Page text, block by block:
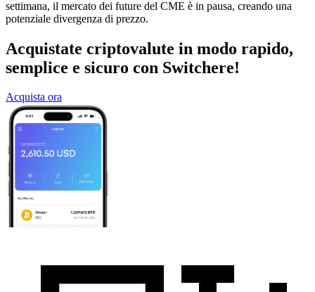
settimana, il mercato dei future del CME è in pausa, creando una
potenziale divergenza di prezzo.
Acquistate criptovalute in modo rapido,
semplice e sicuro con Switchere!
Acquista ora